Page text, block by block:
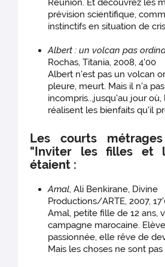
Réunion. Et découvrez les
prévision scientifique,
instinctifs en situation de
Albert : un volcan pas
Rochas, Titania, 2008, 4'00
Albert n'est pas un volcan
pleure, meurt. Mais il n'a
incompris...jusqu'au jour
réalisent les bienfaits qu'il
Les courts
"Inviter les filles et
étaient :
Amal, Ali Benkirane, Divine
Productions/ARTE, 2007,
Amal, petite fille de 12 ans,
campagne marocaine.
passionnée, elle rêve de
Mais les choses ne sont pas